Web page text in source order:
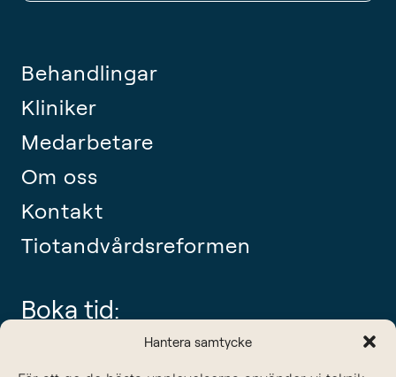
Hantera samtycke
Behandlingar
Kliniker
Medarbetare
Om oss
Kontakt
Tiotandvårdsreformen
Boka tid: